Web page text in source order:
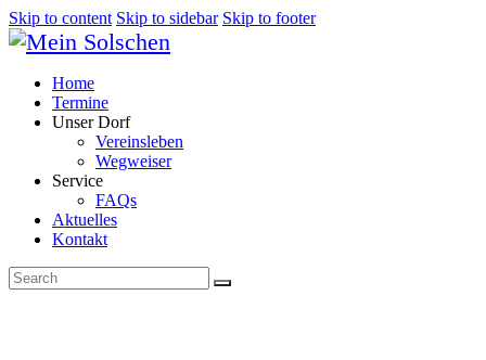
Skip to content Skip to sidebar Skip to footer
Home
Termine
Unser Dorf
Vereinsleben
Wegweiser
Service
FAQs
Aktuelles
Kontakt